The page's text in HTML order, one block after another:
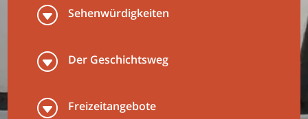
G Sehenwürdigkeiten
G Der Geschichtsweg
G Freizeitangebote